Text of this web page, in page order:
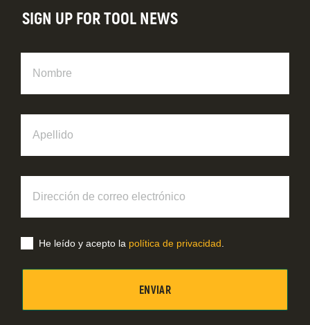
SIGN UP FOR TOOL NEWS
correo
electrónico
He leído y acepto la política de privacidad